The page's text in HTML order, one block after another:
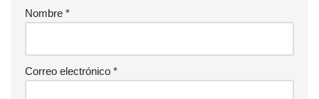
Nombre *
Correo electrónico *